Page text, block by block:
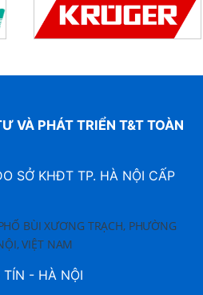
VÀ PHÁT TRIỂN T&T TOÀN
SỞ KHĐT TP. HÀ NỘI CẤP
BÙI XƯƠNG TRẠCH, PHƯỜNG
VIỆT NAM
TÍN - HÀ NỘI